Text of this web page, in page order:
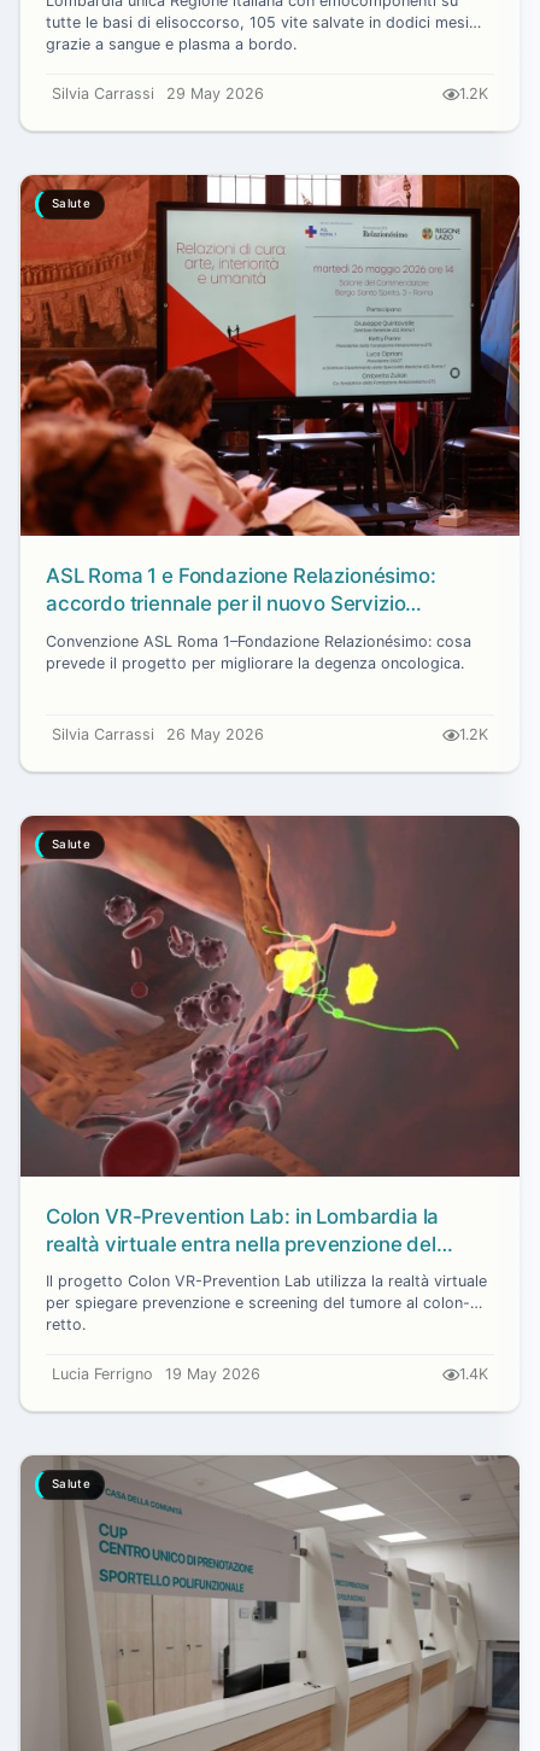
tutte le basi di elisoccorso, 105 vite salvate in dodici mesi
grazie a sangue e plasma a bordo.
Silvia Carrassi 29 May 2026 1.2K
Salute
ASL Roma 1 e Fondazione Relazionésimo:
accordo triennale per il nuovo Servizio
Oncologia al Santo Spirito
Convenzione ASL Roma 1–Fondazione Relazionésimo: cosa
prevede il progetto per migliorare la degenza oncologica.
Silvia Carrassi 26 May 2026 1.2K
Salute
Colon VR-Prevention Lab: in Lombardia la
realtà virtuale entra nella prevenzione del
tumore al colon-retto
Il progetto Colon VR-Prevention Lab utilizza la realtà virtuale
per spiegare prevenzione e screening del tumore al colon-
retto.
Lucia Ferrigno 19 May 2026 1.4K
Salute